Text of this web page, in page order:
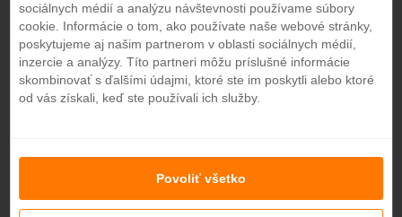
ú
-10%
Zľava končí o h
+43
sociálnych médií a analýzu návštevnosti používame súbory
cookie. Informácie o tom, ako používate naše webové stránky,
poskytujeme aj našim partnerom v oblasti sociálnych médií,
inzercie a analýzy. Títo partneri môžu príslušné informácie
skombinovať s ďalšími údajmi, ktoré ste im poskytli alebo ktoré
od vás získali, keď ste používali ich služby.
Povoliť všetko